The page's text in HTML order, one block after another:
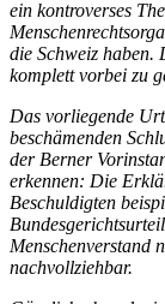
ein kontroverses
die Schweiz haben.
komplett vorbei zu
Das vorliegende
beschämenden
der Berner
erkennen: Die
Beschuldigten
Menschenverstand
nachvollziehbar.